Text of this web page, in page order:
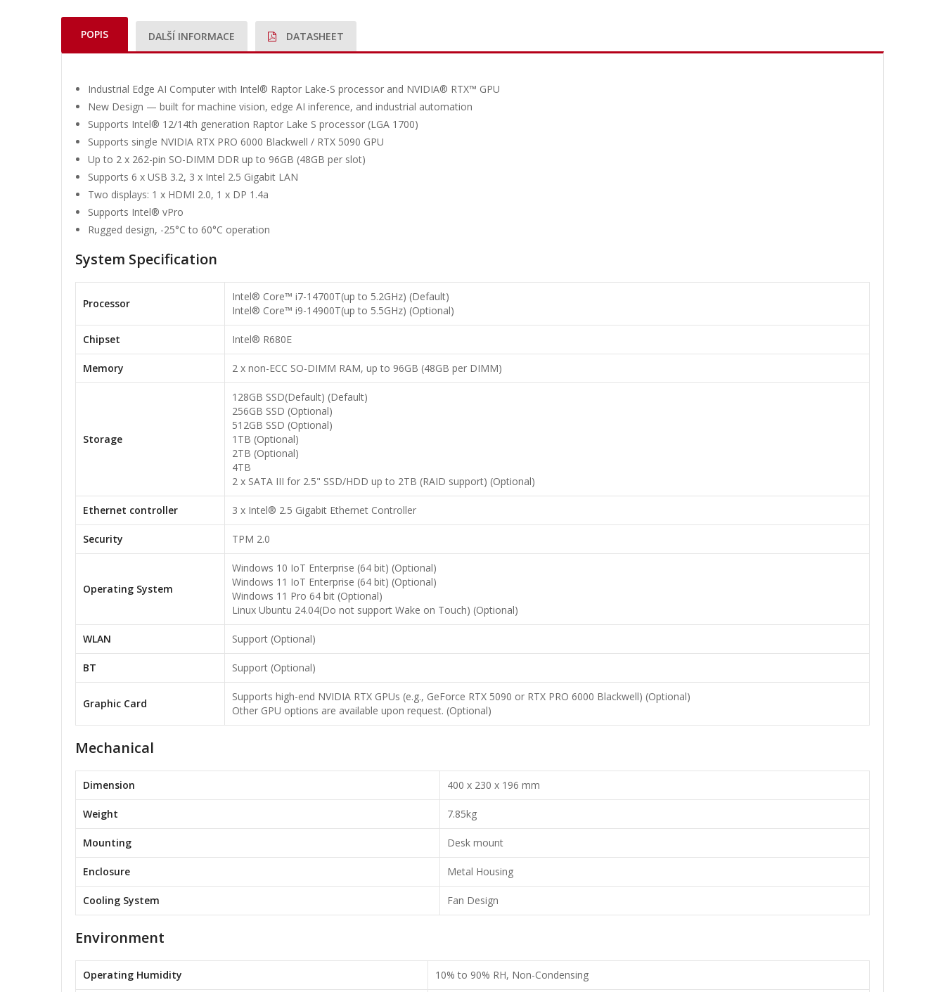
POPIS DALŠÍ INFORMACE DATASHEET
Industrial Edge AI Computer with Intel® Raptor Lake-S processor and NVIDIA® RTX™ GPU
New Design — built for machine vision, edge AI inference, and industrial automation
Supports Intel® 12/14th generation Raptor Lake S processor (LGA 1700)
Supports single NVIDIA RTX PRO 6000 Blackwell / RTX 5090 GPU
Up to 2 x 262-pin SO-DIMM DDR up to 96GB (48GB per slot)
Supports 6 x USB 3.2, 3 x Intel 2.5 Gigabit LAN
Two displays: 1 x HDMI 2.0, 1 x DP 1.4a
Supports Intel® vPro
Rugged design, -25°C to 60°C operation
System Specification
Processor
Intel® Core™ i7-14700T(up to 5.2GHz) (Default)
Intel® Core™ i9-14900T(up to 5.5GHz) (Optional)
Chipset Intel® R680E
Memory 2 x non-ECC SO-DIMM RAM, up to 96GB (48GB per DIMM)
Storage
128GB SSD(Default) (Default)
256GB SSD (Optional)
512GB SSD (Optional)
1TB (Optional)
2TB (Optional)
4TB
2 x SATA III for 2.5" SSD/HDD up to 2TB (RAID support) (Optional)
Ethernet controller 3 x Intel® 2.5 Gigabit Ethernet Controller
Security TPM 2.0
Operating System
Windows 10 IoT Enterprise (64 bit) (Optional)
Windows 11 IoT Enterprise (64 bit) (Optional)
Windows 11 Pro 64 bit (Optional)
Linux Ubuntu 24.04(Do not support Wake on Touch) (Optional)
WLAN Support (Optional)
BT Support (Optional)
Graphic Card
Supports high-end NVIDIA RTX GPUs (e.g., GeForce RTX 5090 or RTX PRO 6000 Blackwell) (Optional)
Other GPU options are available upon request. (Optional)
Mechanical
Dimension 400 x 230 x 196 mm
Weight 7.85kg
Mounting Desk mount
Enclosure Metal Housing
Cooling System Fan Design
Environment
Operating Humidity 10% to 90% RH, Non-Condensing